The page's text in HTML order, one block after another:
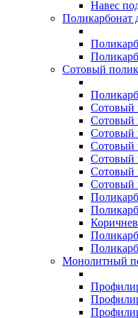
Навес
Поликарбонат
Сотовый
Сотовый
Сотовый
Сотовый
Сотовый
Сотовый
Сотовый
Сотовый
Монолитный